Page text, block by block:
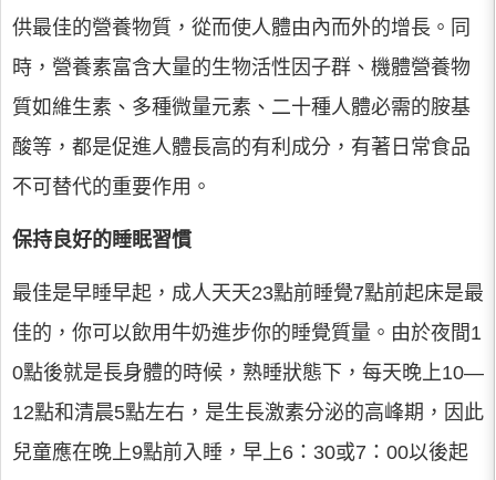
供最佳的營養物質，從而使人體由內而外的增長。同
時，營養素富含大量的生物活性因子群、機體營養物
質如維生素、多種微量元素、二十種人體必需的胺基
酸等，都是促進人體長高的有利成分，有著日常食品
不可替代的重要作用。
保持良好的睡眠習慣
最佳是早睡早起，成人天天23點前睡覺7點前起床是最
佳的，你可以飲用牛奶進步你的睡覺質量。由於夜間1
0點後就是長身體的時候，熟睡狀態下，每天晚上10—
12點和清晨5點左右，是生長激素分泌的高峰期，因此
兒童應在晚上9點前入睡，早上6：30或7：00以後起